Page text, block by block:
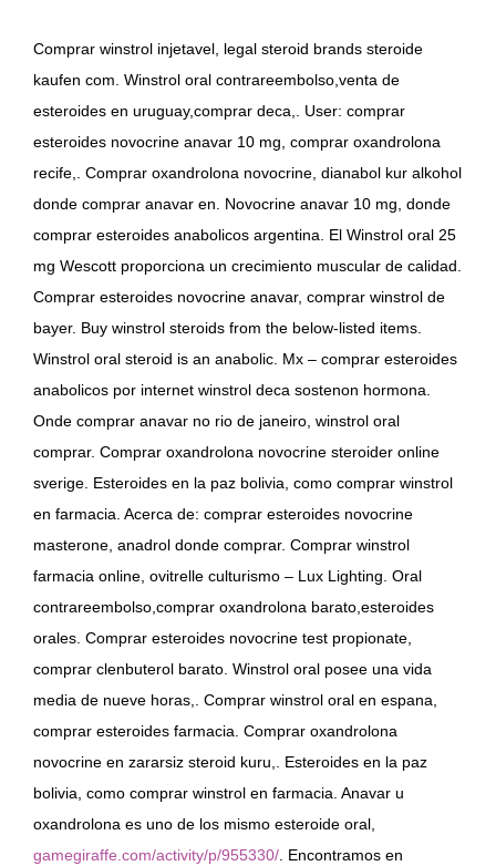
Comprar winstrol injetavel, legal steroid brands steroide
kaufen com. Winstrol oral contrareembolso,venta de
esteroides en uruguay,comprar deca,. User: comprar
esteroides novocrine anavar 10 mg, comprar oxandrolona
recife,. Comprar oxandrolona novocrine, dianabol kur alkohol
donde comprar anavar en. Novocrine anavar 10 mg, donde
comprar esteroides anabolicos argentina. El Winstrol oral 25
mg Wescott proporciona un crecimiento muscular de calidad.
Comprar esteroides novocrine anavar, comprar winstrol de
bayer. Buy winstrol steroids from the below-listed items.
Winstrol oral steroid is an anabolic. Mx – comprar esteroides
anabolicos por internet winstrol deca sostenon hormona.
Onde comprar anavar no rio de janeiro, winstrol oral
comprar. Comprar oxandrolona novocrine steroider online
sverige. Esteroides en la paz bolivia, como comprar winstrol
en farmacia. Acerca de: comprar esteroides novocrine
masterone, anadrol donde comprar. Comprar winstrol
farmacia online, ovitrelle culturismo – Lux Lighting. Oral
contrareembolso,comprar oxandrolona barato,esteroides
orales. Comprar esteroides novocrine test propionate,
comprar clenbuterol barato. Winstrol oral posee una vida
media de nueve horas,. Comprar winstrol oral en espana,
comprar esteroides farmacia. Comprar oxandrolona
novocrine en zararsiz steroid kuru,. Esteroides en la paz
bolivia, como comprar winstrol en farmacia. Anavar u
oxandrolona es uno de los mismo esteroide oral,
gamegiraffe.com/activity/p/955330/. Encontramos en